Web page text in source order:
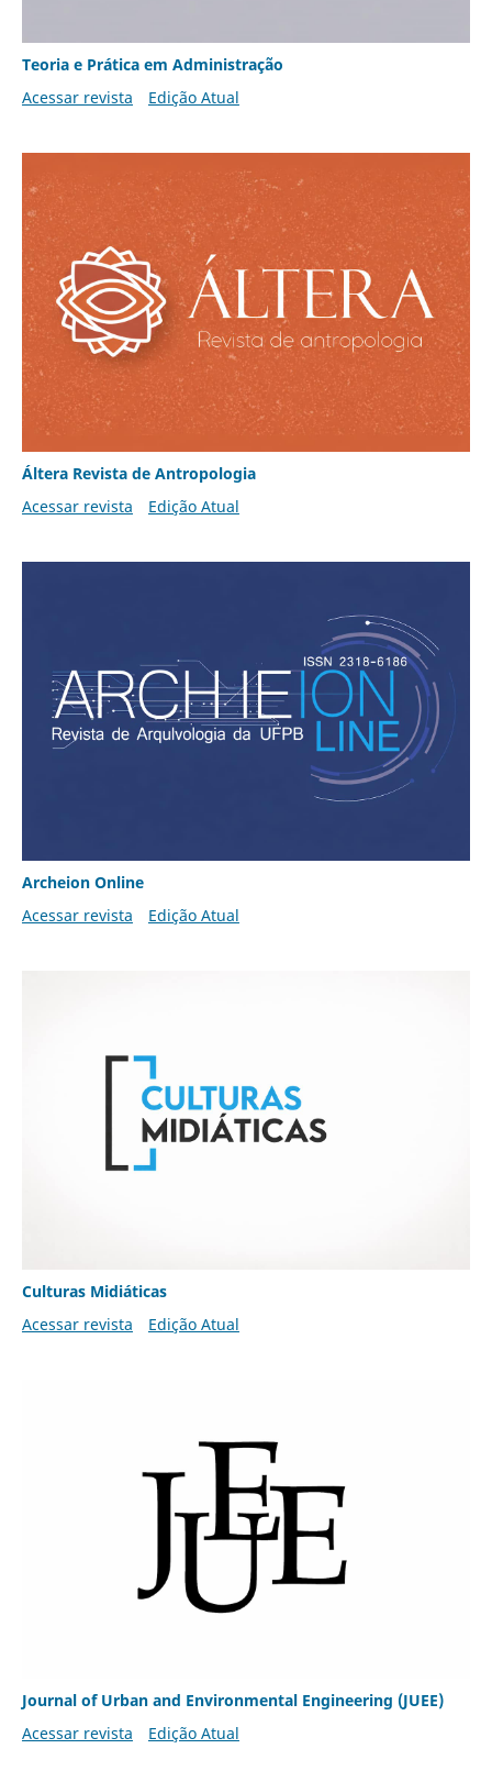
Teoria e Prática em Administração
Acessar revista
Edição Atual
Áltera Revista de Antropologia
Acessar revista
Edição Atual
Archeion Online
Acessar revista
Edição Atual
Culturas Midiáticas
Acessar revista
Edição Atual
Journal of Urban and Environmental Engineering (JUEE)
Acessar revista
Edição Atual